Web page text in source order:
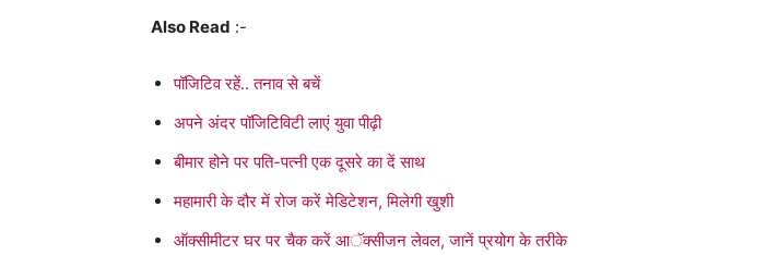
Also Read :-
पॉजिटिव रहें.. तनाव से बचें
अपने अंदर पॉजिटिविटी लाएं युवा पीढ़ी
बीमार होने पर पति-पत्नी एक दूसरे का दें साथ
महामारी के दौर में रोज करें मेडिटेशन, मिलेगी खुशी
ऑक्सीमीटर घर पर चैक करें आॅक्सीजन लेवल, जानें प्रयोग के तरीके